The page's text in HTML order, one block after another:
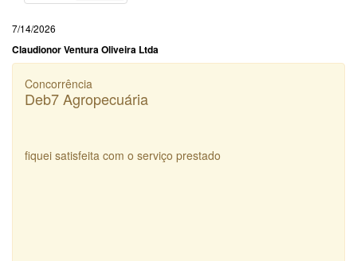
7/14/2026
Claudionor Ventura Oliveira Ltda
Concorrência
Deb7 Agropecuária
fiquei satisfeita com o serviço prestado